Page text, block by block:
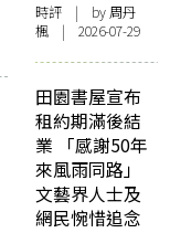
時評 | by周丹
楓 | 2026-07-29
田園書屋宣布
租約期滿後結
業 「感謝50年
來風雨同路」
文藝界人士及
網民惋惜追念